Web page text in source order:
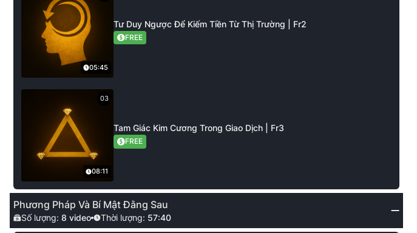
05:45
Tư Duy Ngược Để Kiếm Tiền Từ Thị Trường | Fr2
FREE
03
08:11
Tam Giác Kim Cương Trong Giao Dịch | Fr3
FREE
Phương Pháp Và Bí Mật Đằng Sau
Số lượng: 8 video Thời lượng: 57:40